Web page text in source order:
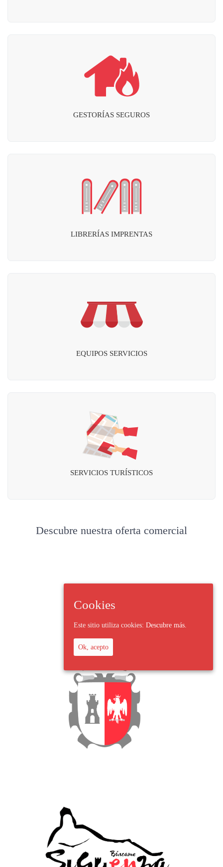
GESTORÍAS SEGUROS
LIBRERÍAS IMPRENTAS
EQUIPOS SERVICIOS
SERVICIOS TURÍSTICOS
Descubre nuestra oferta comercial
Cookies
Este sitio utiliza cookies: Descubre más.
Ok, acepto